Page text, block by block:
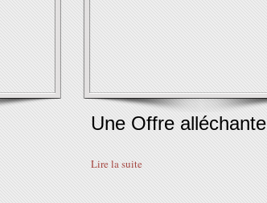
Une Offre alléchante
Lire la suite